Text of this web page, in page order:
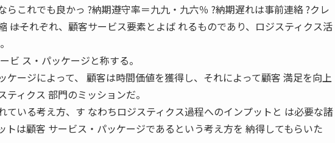
らこれでも良かっ ?納期遵守率＝九九・九六％ ?納期遅れは事前連絡 ?クレ
――はそれぞれ、顧客サービス要素とよば れるものであり、ロジスティクス活
ビ ス・パッケージと称する。
ケージによって、 顧客は時間価値を獲得し、それによって顧客 満足を向上
ティクス 部門のミッションだ。
ている考え方、す なわちロジスティクス過程へのインプットと は必要な諸
トは顧客 サービス・パッケージであるという考え方を 納得してもらいた